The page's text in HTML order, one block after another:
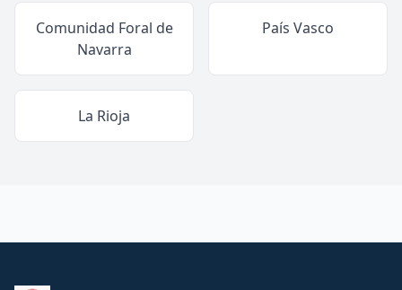
Comunidad Foral de
Navarra
País Vasco
La Rioja